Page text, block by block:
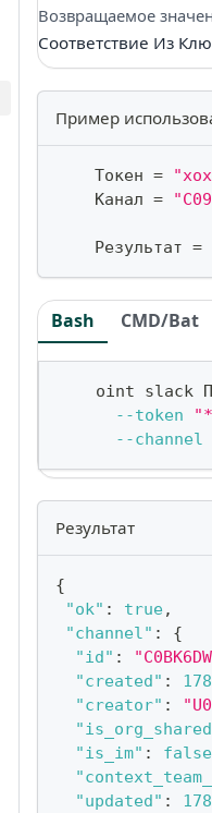
Возвращаемое
Соответствие Из
Пример
    Токен
=
    Канал
=
    Результат
=
Bash CMD/Bat
oint slack
--token
--channel
Результат
{
"ok" : true,
"channel" :
{
"id" :
"created" :
"creator" :
"is_im" : false
"updated" :